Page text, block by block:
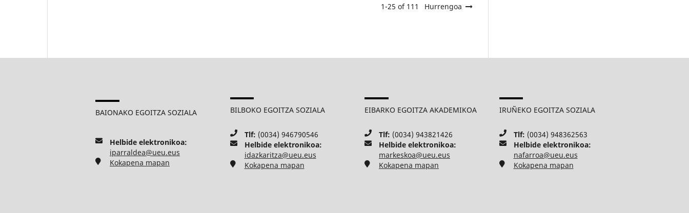
1-25 of 111 Hurrengoa
BAIONAKO EGOITZA SOZIALA
Helbide elektronikoa:
iparraldea@ueu.eus
Kokapena mapan
BILBOKO EGOITZA SOZIALA
Tlf: (0034) 946790546
Helbide elektronikoa:
idazkaritza@ueu.eus
Kokapena mapan
EIBARKO EGOITZA AKADEMIKOA
Tlf: (0034) 943821426
Helbide elektronikoa:
markeskoa@ueu.eus
Kokapena mapan
IRUÑEKO EGOITZA SOZIALA
Tlf: (0034) 948362563
Helbide elektronikoa:
nafarroa@ueu.eus
Kokapena mapan